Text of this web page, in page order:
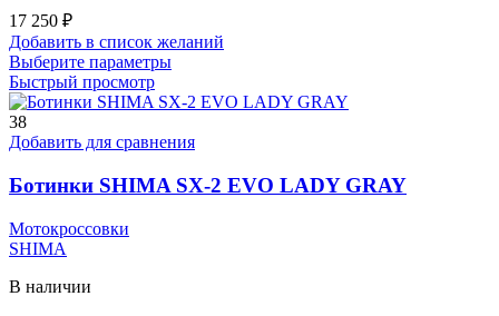
17 250 ₽
Добавить в список желаний
Выберите параметрыЭтот
имеет
вариаций.
можно
выбрать
Быстрый просмотр
38
Добавить для сравнения
Ботинки SHIMA SX-2 EVO LADY GRAY
Мотокроссовки
SHIMA
В наличии